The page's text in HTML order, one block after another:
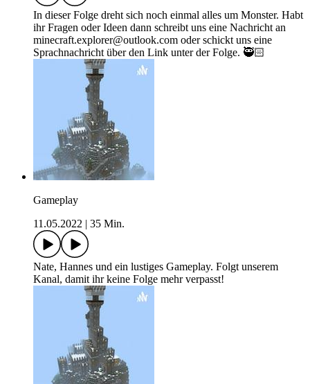
In dieser Folge dreht sich noch einmal alles um Monster. Habt
ihr Fragen oder Ideen dann schreibt uns eine Nachricht an
minecraft.explorer@outlook.com oder schickt uns eine
Sprachnachricht über den Link unter der Folge. 🥷🏻
Gameplay
11.05.2022
35 Min.
Nate, Hannes und ein lustiges Gameplay. Folgt unserem
Kanal, damit ihr keine Folge mehr verpasst!